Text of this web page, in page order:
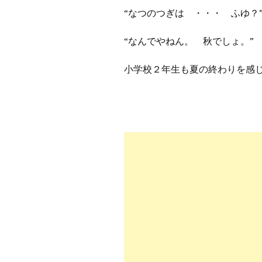
ブ
“なつのつぎは ・・・ ふゆ？”
“なんでやねん。 秋でしょ。”
小学校２年生も夏の終わりを感